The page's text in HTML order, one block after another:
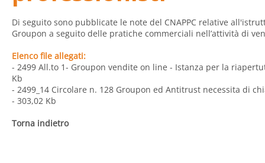
Di seguito sono pubblicate le note del CNAPPC relative
Groupon a seguito delle pratiche commerciali nell’attività di
Elenco file allegati:
- 2499 All.to 1- Groupon vendite on line - Istanza per la
Kb
- 2499_14 Circolare n. 128 Groupon ed Antitrust necessita di
- 303,02 Kb
Torna indietro